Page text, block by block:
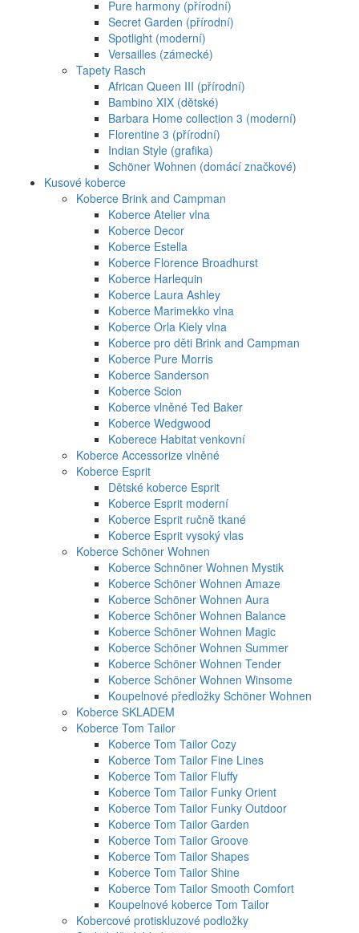
Pure harmony (přírodní)
Secret Garden (přírodní)
Spotlight (moderní)
Versailles (zámecké)
Tapety Rasch
African Queen III (přírodní)
Bambino XIX (dětské)
Barbara Home collection 3 (moderní)
Florentine 3 (přírodní)
Indian Style (grafika)
Schöner Wohnen (domácí značkové)
Kusové koberce
Koberce Brink and Campman
Koberce Atelier vlna
Koberce Decor
Koberce Estella
Koberce Florence Broadhurst
Koberce Harlequin
Koberce Laura Ashley
Koberce Marimekko vlna
Koberce Orla Kiely vlna
Koberce pro děti Brink and Campman
Koberce Pure Morris
Koberce Sanderson
Koberce Scion
Koberce vlněné Ted Baker
Koberce Wedgwood
Koberece Habitat venkovní
Koberce Accessorize vlněné
Koberce Esprit
Dětské koberce Esprit
Koberce Esprit moderní
Koberce Esprit ručně tkané
Koberce Esprit vysoký vlas
Koberce Schöner Wohnen
Koberce Schnöner Wohnen Mystik
Koberce Schöner Wohnen Amaze
Koberce Schöner Wohnen Aura
Koberce Schöner Wohnen Balance
Koberce Schöner Wohnen Magic
Koberce Schöner Wohnen Summer
Koberce Schöner Wohnen Tender
Koberce Schöner Wohnen Winsome
Koupelnové předložky Schöner Wohnen
Koberce SKLADEM
Koberce Tom Tailor
Koberce Tom Tailor Cozy
Koberce Tom Tailor Fine Lines
Koberce Tom Tailor Fluffy
Koberce Tom Tailor Funky Orient
Koberce Tom Tailor Funky Outdoor
Koberce Tom Tailor Garden
Koberce Tom Tailor Groove
Koberce Tom Tailor Shapes
Koberce Tom Tailor Shine
Koberce Tom Tailor Smooth Comfort
Koupelnové koberce Tom Tailor
Kobercové protiskluzové podložky